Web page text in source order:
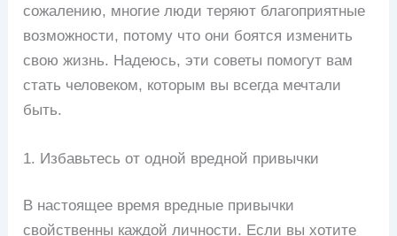
сожалению, многие люди теряют благоприятные
возможности, потому что они боятся изменить
свою жизнь. Надеюсь, эти советы помогут вам
стать человеком, которым вы всегда мечтали
быть.
1. Избавьтесь от одной вредной привычки
В настоящее время вредные привычки
свойственны каждой личности. Если вы хотите